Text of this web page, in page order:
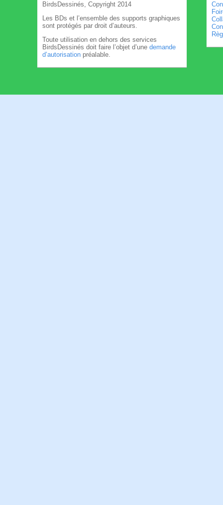
BirdsDessinés, Copyright 2014
Les BDs et l’ensemble des supports graphiques
sont protégés par droit d’auteurs.
Toute utilisation en dehors des services
BirdsDessinés doit faire l’objet d’une demande
d’autorisation préalable.